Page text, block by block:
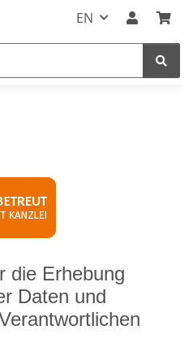
EN
die Erhebung
Daten und